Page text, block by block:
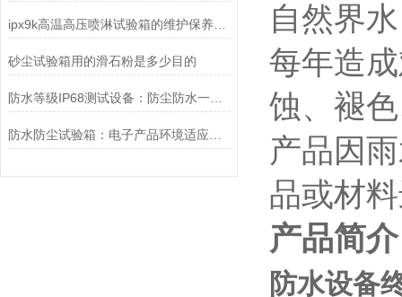
ipx9k高温高压喷淋试验箱的维护保养你了解多少？
砂尘试验箱用的滑石粉是多少目的
防水等级IP68测试设备：防尘防水一体检测全解
自然界
每年造
蚀、褪
产品因
品或材
产品简介
防水设备